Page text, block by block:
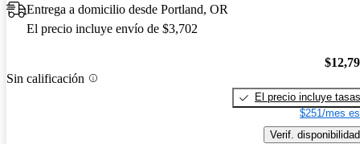
Entrega a domicilio desde Portland, OR
El precio incluye envío de $3,702
Sin calificación
El precio incluye tasas
$251/mes
Verif. disponibilidad